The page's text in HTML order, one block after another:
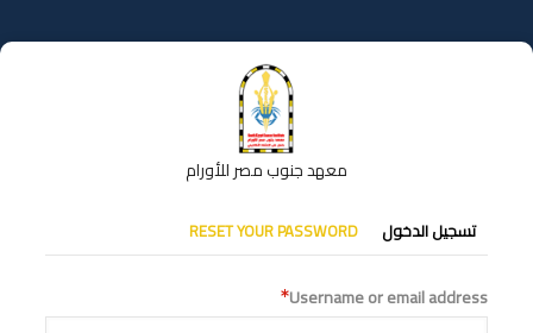
إلى
المحتوى
معهد جنوب مصر للأورام
التبويبات
الأساسية
تسجيل الدخول RESET YOUR PASSWORD
Username or email address